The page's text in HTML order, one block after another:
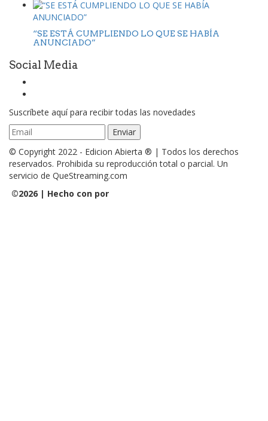
“SE ESTÁ CUMPLIENDO LO QUE SE HABÍA
ANUNCIADO”
Social Media
Suscríbete aquí para recibir todas las novedades
© Copyright 2022 - Edicion Abierta ® | Todos los derechos
reservados. Prohibida su reproducción total o parcial. Un
servicio de QueStreaming.com
©2026 | Hecho con por